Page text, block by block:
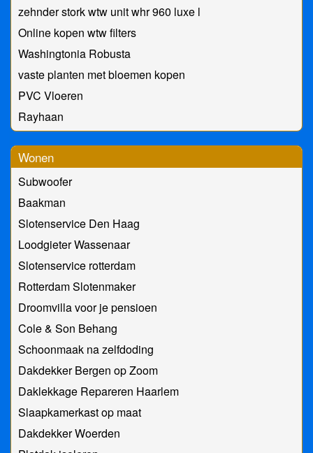
zehnder stork wtw unit whr 960 luxe l
Online kopen wtw filters
Washingtonia Robusta
vaste planten met bloemen kopen
PVC Vloeren
Rayhaan
Wonen
Subwoofer
Baakman
Slotenservice Den Haag
Loodgieter Wassenaar
Slotenservice rotterdam
Rotterdam Slotenmaker
Droomvilla voor je pensioen
Cole & Son Behang
Schoonmaak na zelfdoding
Dakdekker Bergen op Zoom
Daklekkage Repareren Haarlem
Slaapkamerkast op maat
Dakdekker Woerden